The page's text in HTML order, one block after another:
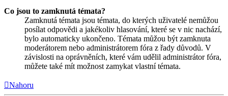
Co jsou to zamknutá témata?
Zamknutá témata jsou témata, do kterých uživatelé nemůžou
posílat odpovědi a jakékoliv hlasování, které se v nic nachází,
bylo automaticky ukončeno. Témata můžou být zamknuta
moderátorem nebo administrátorem fóra z řady důvodů. V
závislosti na oprávněních, které vám udělil administrátor fóra,
můžete také mít možnost zamykat vlastní témata.
Nahoru